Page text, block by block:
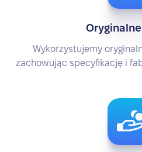
Wykorzystujemy
zachowując specyfikację i